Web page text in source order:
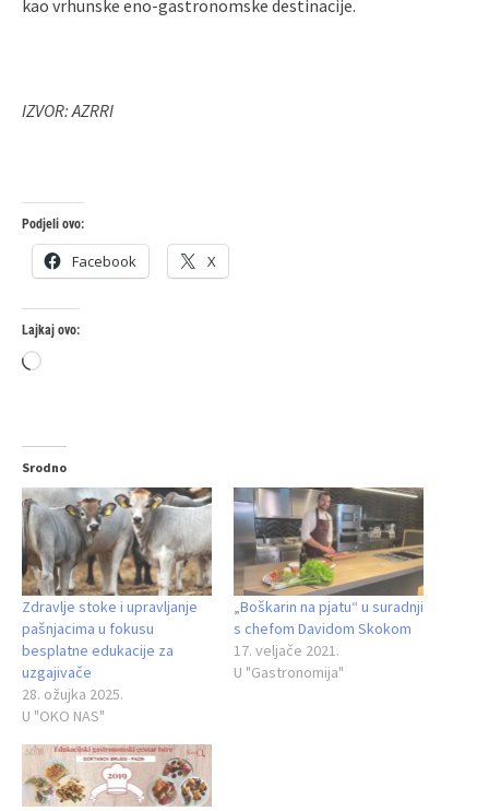
kao vrhunske eno-gastronomske destinacije.
IZVOR: AZRRI
Podjeli ovo:
Facebook X
Lajkaj ovo:
Loading…
Srodno
Zdravlje stoke i upravljanje
pašnjacima u fokusu
besplatne edukacije za
uzgajivače
28. ožujka 2025.
U "OKO NAS"
„Boškarin na pjatu“ u suradnji
s chefom Davidom Skokom
17. veljače 2021.
U "Gastronomija"